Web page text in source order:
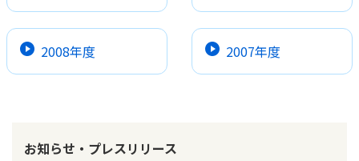
2008年度 2007年度
お知らせ・プレスリリース